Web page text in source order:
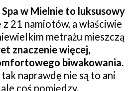
Spa w Mielnie to luksusowy
z 21 namiotów, a właściwie
metrażu mieszczą
znaczenie więcej,
biwakowania.
naprawdę nie są to ani
coś pomiędzy,